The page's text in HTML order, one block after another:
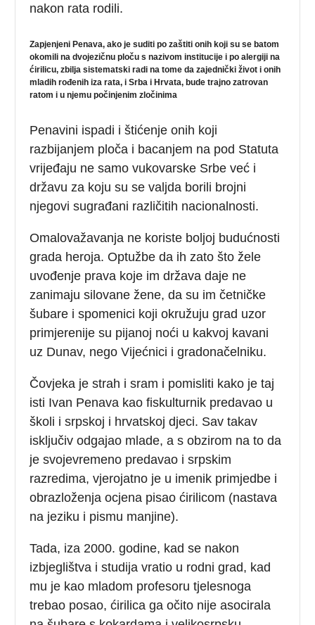
nakon rata rodili.
Zapjenjeni Penava, ako je suditi po zaštiti onih koji su se batom
okomili na dvojezičnu ploču s nazivom institucije i po alergiji na
ćirilicu, zbilja sistematski radi na tome da zajednički život i onih
mladih rođenih iza rata, i Srba i Hrvata, bude trajno zatrovan
ratom i u njemu počinjenim zločinima
Penavini ispadi i štićenje onih koji
razbijanjem ploča i bacanjem na pod Statuta
vrijeđaju ne samo vukovarske Srbe već i
državu za koju su se valjda borili brojni
njegovi sugrađani različitih nacionalnosti.
Omalovažavanja ne koriste boljoj budućnosti
grada heroja. Optužbe da ih zato što žele
uvođenje prava koje im država daje ne
zanimaju silovane žene, da su im četničke
šubare i spomenici koji okružuju grad uzor
primjerenije su pijanoj noći u kakvoj kavani
uz Dunav, nego Vijećnici i gradonačelniku.
Čovjeka je strah i sram i pomisliti kako je taj
isti Ivan Penava kao fiskulturnik predavao u
školi i srpskoj i hrvatskoj djeci. Sav takav
isključiv odgajao mlade, a s obzirom na to da
je svojevremeno predavao i srpskim
razredima, vjerojatno je u imenik primjedbe i
obrazloženja ocjena pisao ćirilicom (nastava
na jeziku i pismu manjine).
Tada, iza 2000. godine, kad se nakon
izbjeglištva i studija vratio u rodni grad, kad
mu je kao mladom profesoru tjelesnoga
trebao posao, ćirilica ga očito nije asocirala